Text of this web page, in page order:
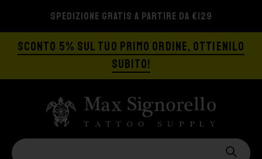
SPEDIZIONE GRATIS A PARTIRE DA €129
SCONTO 5% SUL TUO PRIMO ORDINE, OTTIENILO
SUBITO!